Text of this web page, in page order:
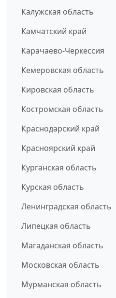
Калужская область
Камчатский край
Карачаево-Черкессия
Кемеровская область
Кировская область
Костромская область
Краснодарский край
Красноярский край
Курганская область
Курская область
Ленинградская область
Липецкая область
Магаданская область
Московская область
Мурманская область